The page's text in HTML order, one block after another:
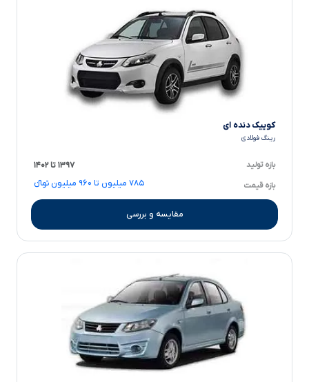
کوییک دنده ای
رینگ فولادی
بازه تولید ۱۳۹۷ تا ۱۴۰۲
بازه قیمت ۷۸۵ میلیون تا ۹۶۰ میلیون تومانءءء
مقایسه و بررسی